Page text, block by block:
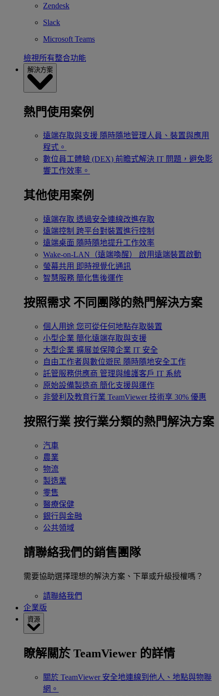
Zendesk
Slack
Microsoft Teams
檢視所有整合功能
解決方案
熱門使用案例
遠端存取與支援 隨時隨地管理人員、裝置與應用
程式。
數位員工體驗 (DEX) 前瞻式解決 IT 問題，避免影
響工作效率。
其他使用案例
遠端存取 透過安全連線改進存取
遠端控制 跨平台對裝置進行控制
遠端桌面 隨時隨地提升工作效率
Wake-on-LAN（遠端喚醒）
啟用遠端裝置啟動
螢幕共用 即時視覺化通訊
智慧服務 簡化售後運作
按照需求 不同團隊的熱門解決方案
個人用途 您可從任何地點存取裝置
小型企業 簡化遠端存取與支援
大型企業 擴展並保障企業 IT 安全
自由工作者與數位遊民 隨時隨地安全工作
託管服務供應商 管理與維護客戶 IT 系統
原始設備製造商 簡化支援與運作
非營利及教育行業 TeamViewer 技術享 30% 優惠
按照行業 按行業分類的熱門解決方案
汽車
農業
物流
製造業
零售
醫療保健
銀行與金融
公共領域
請聯絡我們的銷售團隊
需要協助選擇理想的解決方案、下單或升級授權嗎？
請聯絡我們
企業版
資源
瞭解關於 TeamViewer 的詳情
關於 TeamViewer 安全地連線到他人、地點與物聯
網。